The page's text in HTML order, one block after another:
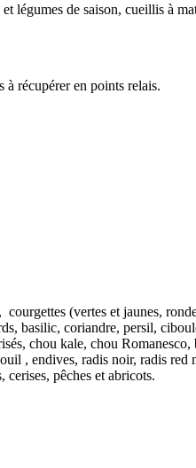
de saison, cueillis à
récupérer en points relais.
(vertes et jaunes,
basilic, coriandre, persil,
chou kale, chou
, endives, radis noir, radis red
pêches et abricots.